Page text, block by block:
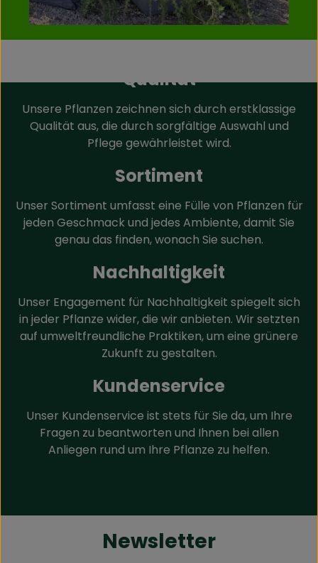
Qualität
Unsere Pflanzen zeichnen sich durch erstklassige
Qualität aus, die durch sorgfältige Auswahl und
Pflege gewährleistet wird.
Sortiment
Unser Sortiment umfasst eine Fülle von Pflanzen für
jeden Geschmack und jedes Ambiente, damit Sie
genau das finden, wonach Sie suchen.
Nachhaltigkeit
Unser Engagement für Nachhaltigkeit spiegelt sich
in jeder Pflanze wider, die wir anbieten. Wir setzten
auf umweltfreundliche Praktiken, um eine grünere
Zukunft zu gestalten.
Kundenservice
Unser Kundenservice ist stets für Sie da, um Ihre
Fragen zu beantworten und Ihnen bei allen
Anliegen rund um Ihre Pflanze zu helfen.
Newsletter